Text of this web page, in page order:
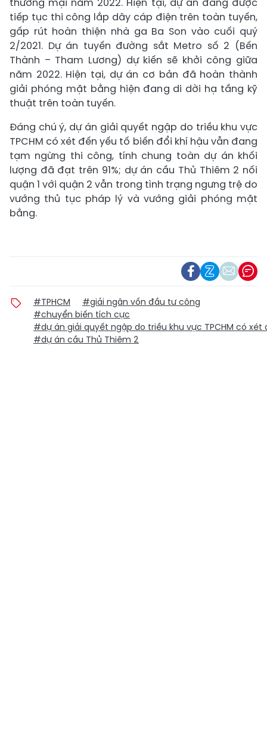
tiếp tục thi công lắp dây cáp điện trên toàn tuyến,
gấp rút hoàn thiện nhà ga Ba Son vào cuối quý
2/2021. Dự án tuyến đường sắt Metro số 2 (Bến
Thành – Tham Lương) dự kiến sẽ khởi công giữa
năm 2022. Hiện tại, dự án cơ bản đã hoàn thành
giải phóng mặt bằng hiện đang di dời hạ tầng kỹ
thuật trên toàn tuyến.
Đáng chú ý, dự án giải quyết ngập do triều khu vực
TPCHM có xét đến yếu tố biến đổi khí hậu vẫn đang
tạm ngừng thi công, tính chung toàn dự án khối
lượng đã đạt trên 91%; dự án cầu Thủ Thiêm 2 nối
quận 1 với quận 2 vẫn trong tình trạng ngưng trệ do
vướng thủ tục pháp lý và vướng giải phóng mặt
bằng.
#TPHCM
#giải ngân vốn đầu tư công
#chuyển biến tích cực
#dự án giải quyết ngập do triều khu vực TPCHM có
#dự án cầu Thủ Thiêm 2